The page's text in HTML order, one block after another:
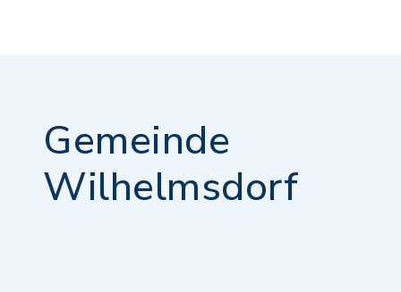
Gemeinde
Wilhelmsdorf